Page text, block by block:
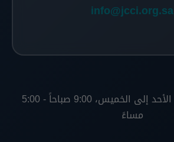
info@jcci.org.sa
أوقات العمل: من الأحد إلى الخميس، 9:00 صباحاً - 5:00
مساءً